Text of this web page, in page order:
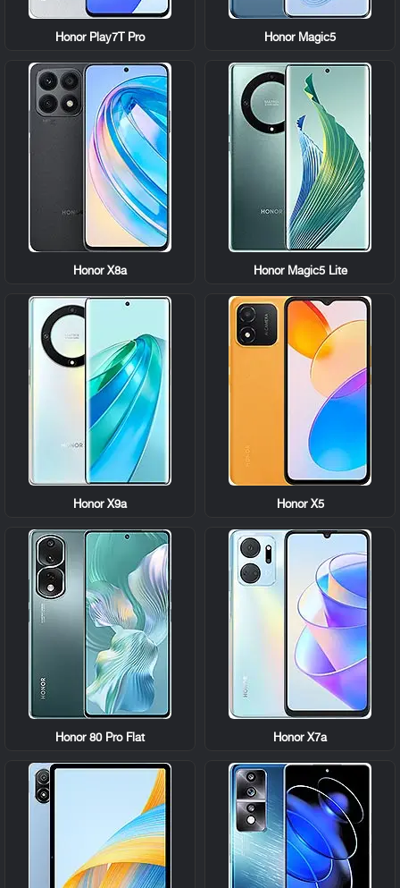
Honor Magic5
Honor Play7T Pro
Honor Magic5 Lite
Honor X8a
Honor X5
Honor X9a
Honor X7a
Honor 80 Pro Flat